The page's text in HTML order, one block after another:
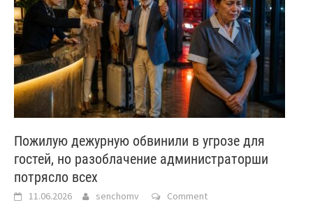
Пожилую дежурную обвинили в угрозе для
гостей, но разоблачение администраторши
потрясло всех
11.06.2026 senchomv Comment